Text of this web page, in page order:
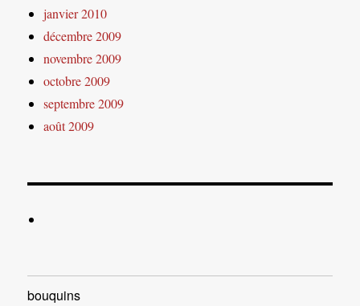
janvier 2010
décembre 2009
novembre 2009
octobre 2009
septembre 2009
août 2009
bouquins